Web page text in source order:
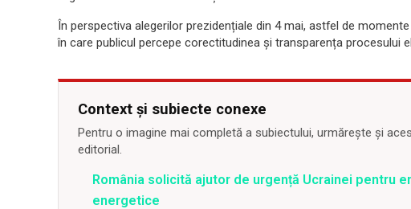
În perspectiva alegerilor prezidențiale din 4 mai, astfel de
în care publicul percepe corectitudinea și transparența procesului
Context și subiecte conexe
Pentru o imagine mai completă a subiectului, urmărește și
editorial.
România solicită ajutor de urgență Ucrainei pentru
energetice